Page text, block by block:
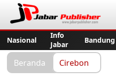
Nasional
Info
Jabar
Bandung
Beranda Cirebon